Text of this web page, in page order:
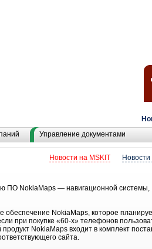
Управление документами
Новости
Новости на MSKIT
ПО NokiaMaps — навигационной системы,
обеспечение NokiaMaps, которое
при покупке «60-х» телефонов
NokiaMaps входит в комплект
сайта.